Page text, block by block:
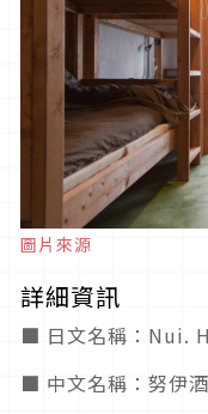
圖片來源
詳細資訊
■ 日文名稱：Nui.
■ 中文名稱：努伊